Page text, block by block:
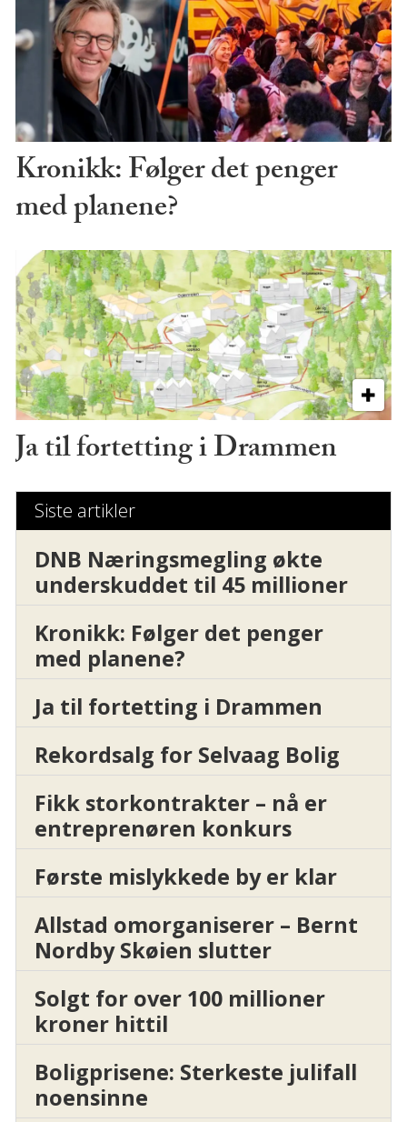
Kronikk: Følger det penger
med planene?
Ja til fortetting i Drammen
Siste artikler
DNB Næringsmegling økte
underskuddet til 45 millioner
Kronikk: Følger det penger
med planene?
Ja til fortetting i Drammen
Rekordsalg for Selvaag Bolig
Fikk storkontrakter – nå er
entreprenøren konkurs
Første mislykkede by er klar
Allstad omorganiserer – Bernt
Nordby Skøien slutter
Solgt for over 100 millioner
kroner hittil
Boligprisene: Sterkeste julifall
noensinne